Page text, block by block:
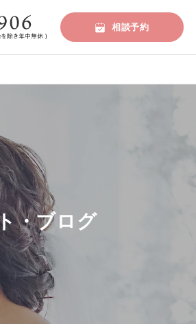
相談予約
・ブログ